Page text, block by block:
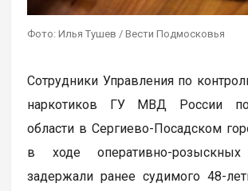
Фото: Илья Тушев / Вести Подмосковья
Сотрудники Управления по
наркотиков ГУ МВД России
области в Сергиево-Посадском
в ходе оперативно-розыскных
задержали ранее судимого 48-